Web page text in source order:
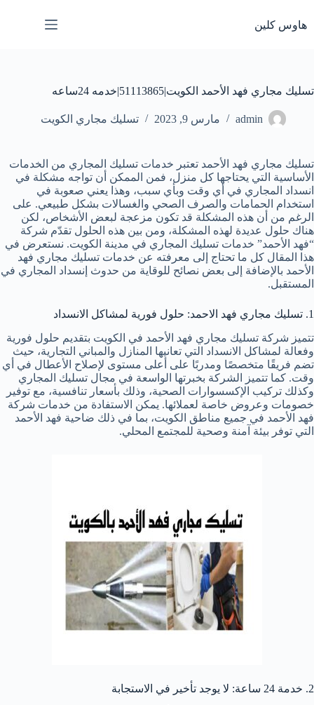
إلى
المحتوى
هاوس كلين
تسليك مجاري فهد الأحمد الكويت|51113865|خدمه 24ساعه
admin مارس 9, 2023 تسليك مجاري الكويت
تسليك مجاري فهد الأحمد تعتبر خدمات تسليك المجاري من الخدمات
الأساسية التي يحتاجها كل منزل، فمن الممكن أن تواجه مشكلة في
انسداد المجاري في أي وقت وبأي سبب، وهذا يعني صعوبة في
استخدام الحمامات والصرف الصحي والغسالات بشكل طبيعي. على
الرغم من أن هذه المشكلة قد تكون مزعجة لبعض الأشخاص، لكن
هناك حلول عديدة لهذه المشكلة، ومن بين هذه الحلول تقدّم شركة
“فهد الأحمد” خدمات تسليك المجاري في مدينة الكويت. نستعرض في
هذا المقال كل ما تحتاج إلى معرفته عن خدمات تسليك مجاري فهد
الأحمد بالإضافة إلى بعض نصائح للوقاية من حدوث إنسداد المجاري في
المستقبل.
1. تسليك مجاري فهد الاحمد: حلول فورية لمشاكل الانسداد
تتميز شركة تسليك مجاري فهد الأحمد في الكويت بتقديم حلول فورية
وفعالة لمشاكل الانسداد التي تعانيها المنازل والمباني التجارية، حيث
تضم فريقًا متخصصًا ومدربًا على أعلى مستوى لإصلاح الأعطال في أي
وقت. كما تتميز الشركة بخبرتها الواسعة في مجال تسليك المجاري
وكذلك تركيب الإكسسوارات الصحية، وذلك بأسعار تنافسية، مع توفير
خصومات وعروض خاصة لعملائها. يمكن الاستفادة من خدمات شركة
فهد الأحمد في جميع مناطق الكويت، بما في ذلك ضاحية فهد الأحمد
التي توفر بيئة آمنة وصحية للمجتمع المحلي.
2. خدمة 24 ساعة: لا يوجد تأخير في الاستجابة